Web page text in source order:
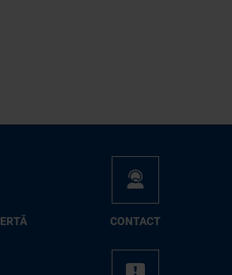
CON­TA­CT